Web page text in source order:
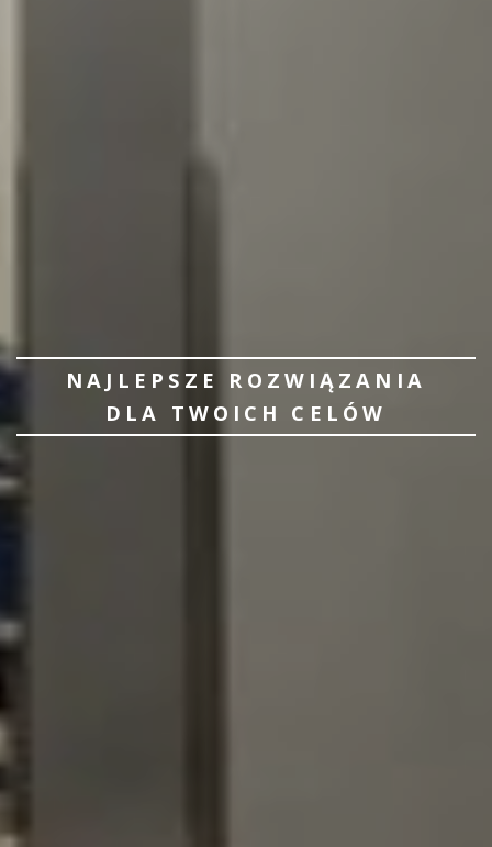
NAJLEPSZE ROZWIĄZANIA
DLA TWOICH CELÓW